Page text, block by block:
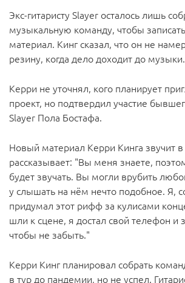
Экс-гитаристу Slayer осталось лишь
музыкальную команду, чтобы
материал. Кинг сказал, что он не
резину, когда дело доходит до музыки.
Керри не уточнял, кого планирует
проект, но подтвердил участие
Slayer Пола Бостафа.
Новый материал Керри Кинга звучит
рассказывает: "Вы меня знаете,
будет звучать. Вы могли врубить
у слышать на нём нечто подобное. Я,
придумал этот рифф за кулисами
шли к сцене, я достал свой телефон и
чтобы не забыть."
Керри Кинг планировал собрать
в тур до пандемии, но не успел.